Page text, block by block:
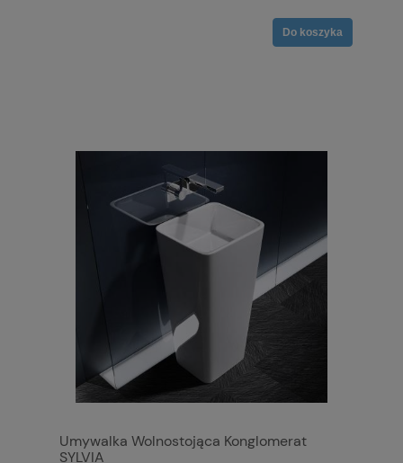
Do koszyka
Umywalka Wolnostojąca Konglomerat
SYLVIA